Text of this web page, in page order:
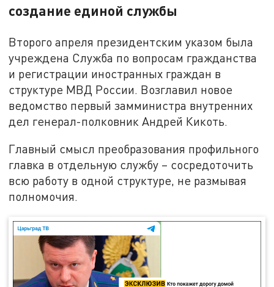
создание единой службы
Второго апреля президентским указом была
учреждена Служба по вопросам гражданства
и регистрации иностранных граждан в
структуре МВД России. Возглавил новое
ведомство первый замминистра внутренних
дел генерал-полковник Андрей Кикоть.
Главный смысл преобразования профильного
главка в отдельную службу – сосредоточить
всю работу в одной структуре, не размывая
полномочия.